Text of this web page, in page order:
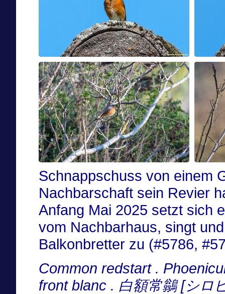
Schnappschuss von einem
Nachbarschaft sein Revier
Anfang Mai 2025 setzt sich
vom Nachbarhaus, singt
Balkonbretter zu (#5786,
Common redstart .
front blanc . 白額常鶲 [シロ